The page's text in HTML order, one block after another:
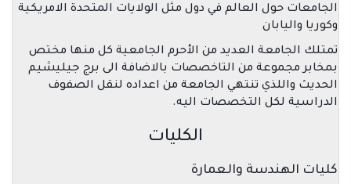
الجامعات حول العالم في دول مثل الولايات المتحدة الامريكية
وكوريا واليابان
تمتلك الجامعة العديد من الأحرم الجامعية كل منها مختص
بمخابر مجموعة من التاخصصات بالاضافة الى برج جيليشيم
الحديث واللذي تنتهي الجامعة من اعداده لنقل الصفوف
الدراسية لكل التخصصات اليه.
الكليات
كليات الهندسة والعمارة